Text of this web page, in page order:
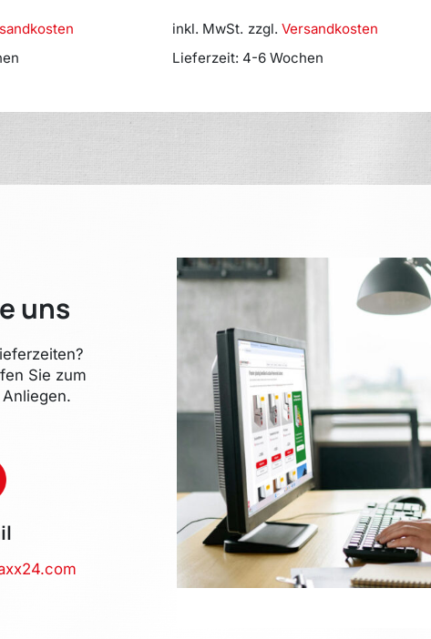
inkl. MwSt. zzgl. Versandkosten
Lieferzeit: 4-6 Wochen
uns
Sie zum